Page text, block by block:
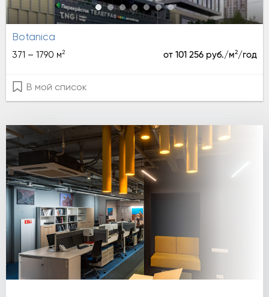
Botanica
371 – 1790 м2 от 101 256 руб./м2/год
В мой список